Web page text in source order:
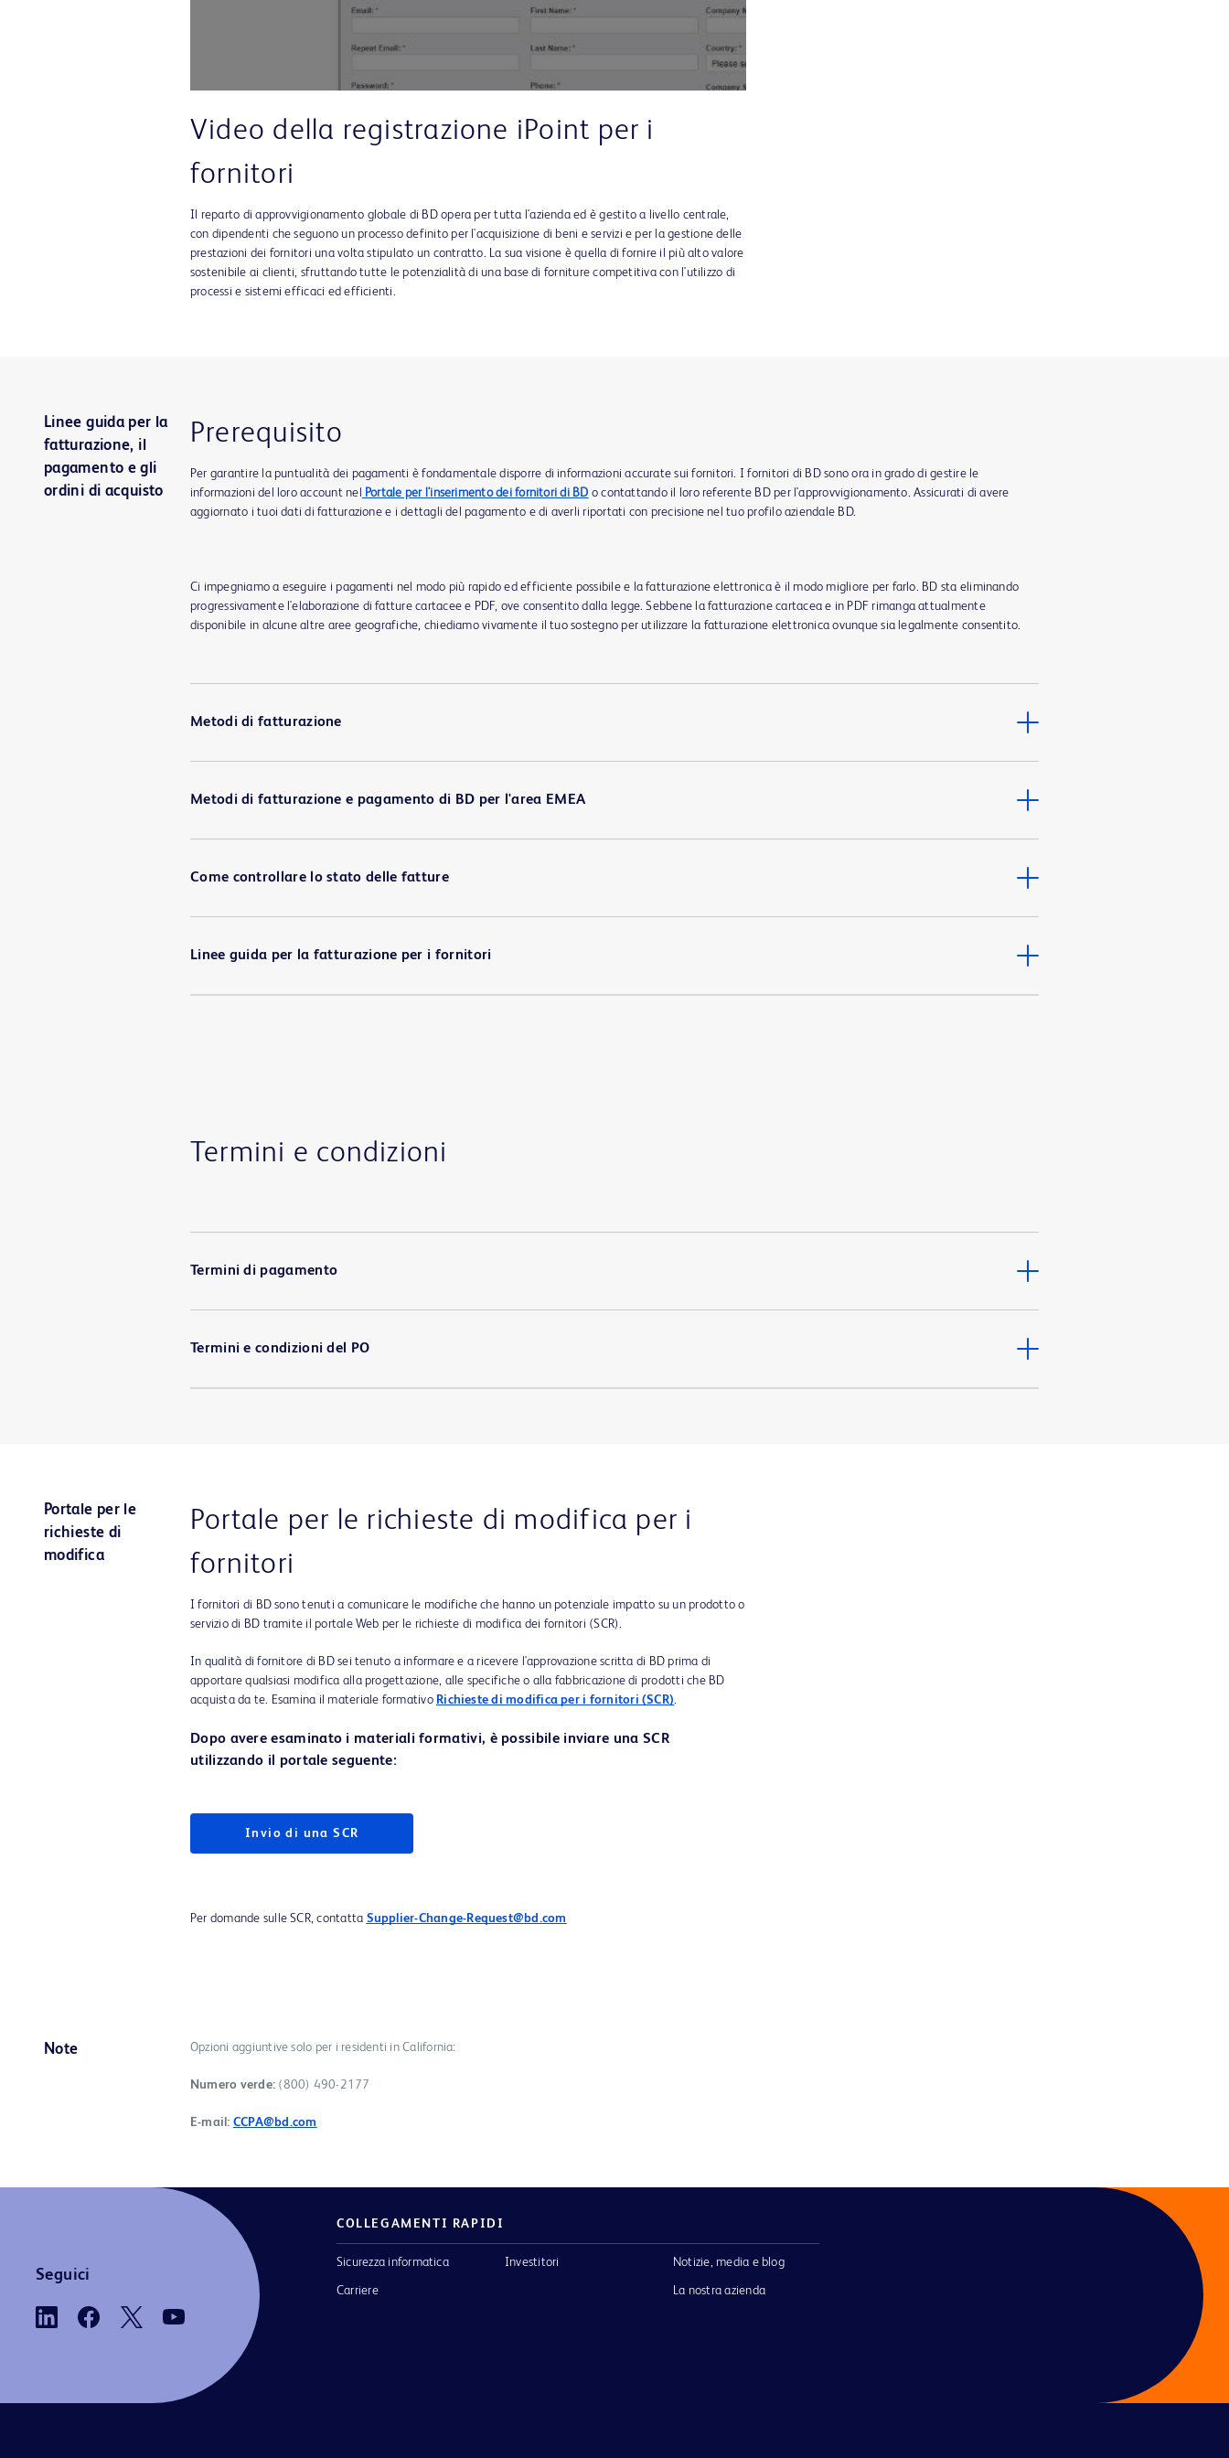
Video
Video della registrazione iPoint per i
fornitori
Il reparto di approvvigionamento globale di BD opera per tutta l'azienda ed è gestito a livello centrale,
con dipendenti che seguono un processo definito per l'acquisizione di beni e servizi e per la gestione delle
prestazioni dei fornitori una volta stipulato un contratto. La sua visione è quella di fornire il più alto valore
sostenibile ai clienti, sfruttando tutte le potenzialità di una base di forniture competitiva con l'utilizzo di
processi e sistemi efficaci ed efficienti.
Linee guida per la
fatturazione, il
pagamento e gli
ordini di acquisto
Prerequisito
Per garantire la puntualità dei pagamenti è fondamentale disporre di informazioni accurate sui fornitori. I fornitori di BD sono ora in grado di gestire le
informazioni del loro account nel
Portale per l'inserimento dei fornitori di BD o contattando il loro referente BD per l'approvvigionamento. Assicurati di avere
aggiornato i tuoi dati di fatturazione e i dettagli del pagamento e di averli riportati con precisione nel tuo profilo aziendale BD.
Ci impegniamo a eseguire i pagamenti nel modo più rapido ed efficiente possibile e la fatturazione elettronica è il modo migliore per farlo. BD sta eliminando
progressivamente l'elaborazione di fatture cartacee e PDF, ove consentito dalla legge. Sebbene la fatturazione cartacea e in PDF rimanga attualmente
disponibile in alcune altre aree geografiche, chiediamo vivamente il tuo sostegno per utilizzare la fatturazione elettronica ovunque sia legalmente consentito.
Metodi di fatturazione
Metodi di fatturazione e pagamento di BD per l'area EMEA
Come controllare lo stato delle fatture
Linee guida per la fatturazione per i fornitori
Termini e condizioni
Termini di pagamento
Termini e condizioni del PO
Portale per le
richieste di
modifica
Portale per le richieste di modifica per i
fornitori
I fornitori di BD sono tenuti a comunicare le modifiche che hanno un potenziale impatto su un prodotto o
servizio di BD tramite il portale Web per le richieste di modifica dei fornitori (SCR).
In qualità di fornitore di BD sei tenuto a informare e a ricevere l'approvazione scritta di BD prima di
apportare qualsiasi modifica alla progettazione, alle specifiche o alla fabbricazione di prodotti che BD
acquista da te. Esamina il materiale formativo Richieste di modifica per i fornitori (SCR).
Dopo avere esaminato i materiali formativi, è possibile inviare una SCR
utilizzando il portale seguente:
Invio di una SCR
Per domande sulle SCR, contatta Supplier-Change-Request@bd.com
Note Opzioni aggiuntive solo per i residenti in California:
Numero verde: (800) 490-2177
E-mail: CCPA@bd.com
Seguici
COLLEGAMENTI RAPIDI
Sicurezza informatica
Carriere
Investitori Notizie, media e blog
La nostra azienda